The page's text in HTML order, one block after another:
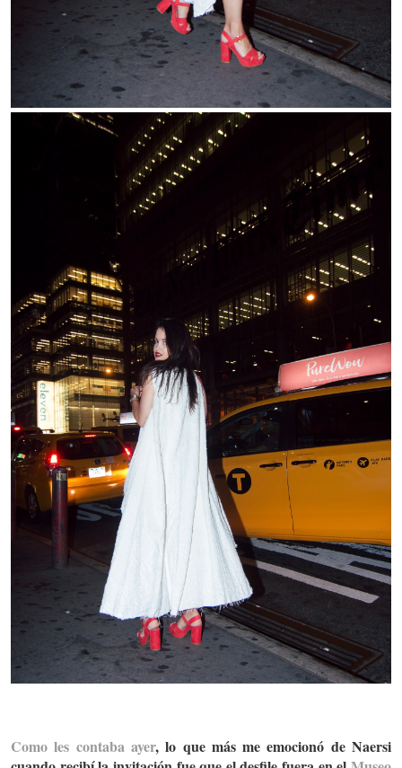
Como les contaba ayer, lo que más me emocionó de Naersi